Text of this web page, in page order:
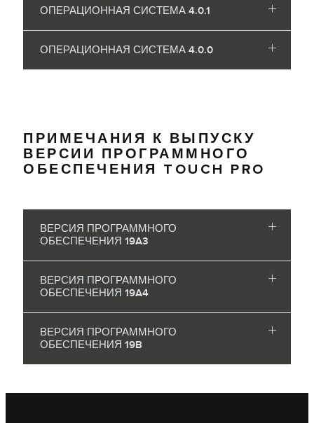
ОПЕРАЦИОННАЯ СИСТЕМА 4.0.1
ОПЕРАЦИОННАЯ СИСТЕМА 4.0.0
ПРИМЕЧАНИЯ К ВЫПУСКУ
ВЕРСИИ ПРОГРАММНОГО
ОБЕСПЕЧЕНИЯ TOUCH PRO
ВЕРСИЯ ПРОГРАММНОГО
ОБЕСПЕЧЕНИЯ 19A3
ВЕРСИЯ ПРОГРАММНОГО
ОБЕСПЕЧЕНИЯ 19A4
ВЕРСИЯ ПРОГРАММНОГО
ОБЕСПЕЧЕНИЯ 19B